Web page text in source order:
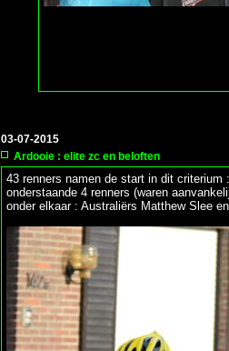
03-07-2015
Ardooie : elite zc en beloften
43 renners namen de start in dit criterium :
onderstaande 4 renners (waren
onder elkaar : Australiërs Matthew Slee